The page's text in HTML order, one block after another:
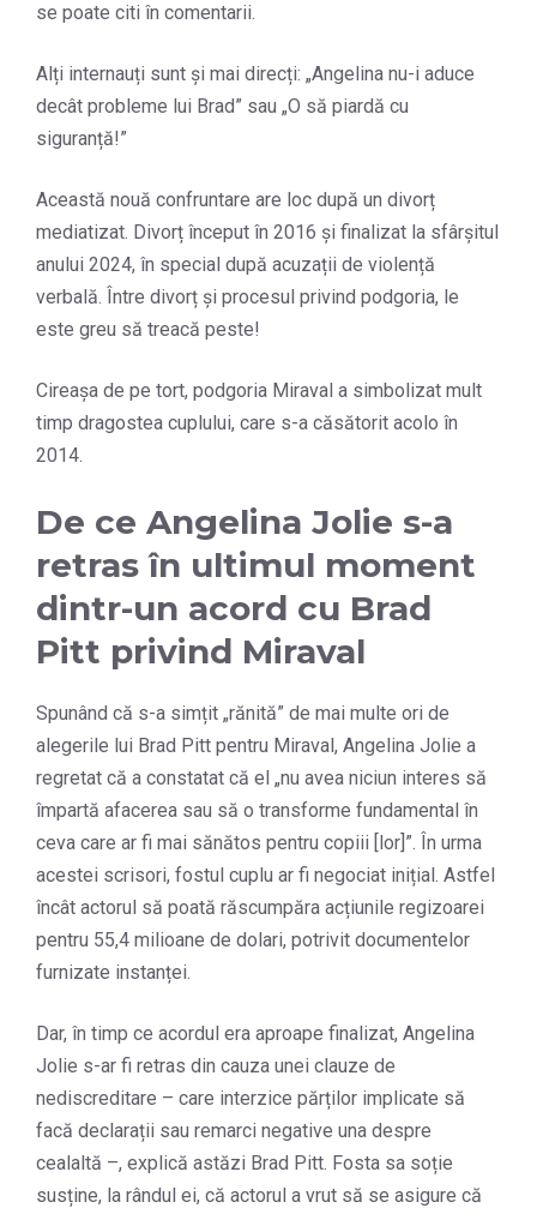
se poate citi în comentarii.
Alți internauți sunt și mai direcți: „Angelina nu-i aduce
decât probleme lui Brad” sau „O să piardă cu
siguranță!”
Această nouă confruntare are loc după un divorț
mediatizat. Divorț început în 2016 și finalizat la sfârșitul
anului 2024, în special după acuzații de violență
verbală. Între divorț și procesul privind podgoria, le
este greu să treacă peste!
Cireașa de pe tort, podgoria Miraval a simbolizat mult
timp dragostea cuplului, care s-a căsătorit acolo în
2014.
De ce Angelina Jolie s-a
retras în ultimul moment
dintr-un acord cu Brad
Pitt privind Miraval
Spunând că s-a simțit „rănită” de mai multe ori de
alegerile lui Brad Pitt pentru Miraval, Angelina Jolie a
regretat că a constatat că el „nu avea niciun interes să
împartă afacerea sau să o transforme fundamental în
ceva care ar fi mai sănătos pentru copiii [lor]”. În urma
acestei scrisori, fostul cuplu ar fi negociat inițial. Astfel
încât actorul să poată răscumpăra acțiunile regizoarei
pentru 55,4 milioane de dolari, potrivit documentelor
furnizate instanței.
Dar, în timp ce acordul era aproape finalizat, Angelina
Jolie s-ar fi retras din cauza unei clauze de
nediscreditare – care interzice părților implicate să
facă declarații sau remarci negative una despre
cealaltă –, explică astăzi Brad Pitt. Fosta sa soție
susține, la rândul ei, că actorul a vrut să se asigure că